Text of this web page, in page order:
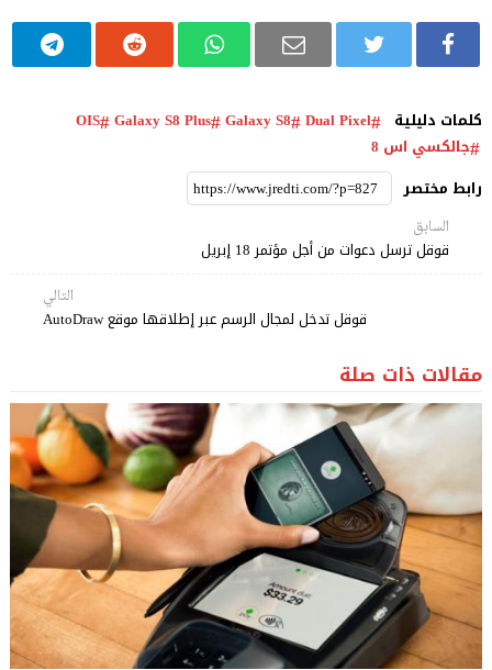
كلمات دليلية Dual Pixel
Galaxy S8
Galaxy S8 Plus
OIS
جالكسي اس 8
رابط مختصر
السابق
قوقل ترسل دعوات من أجل مؤتمر 18 إبريل
التالي
قوقل تدخل لمجال الرسم عبر إطلاقها موقع AutoDraw
مقالات ذات صلة